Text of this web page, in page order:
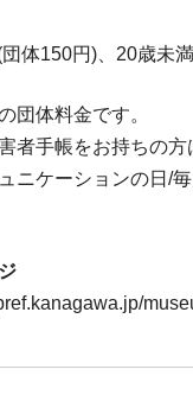
体150円)、20歳未
団体料金です。
者手帳をお持ちの方
ニケーションの日/